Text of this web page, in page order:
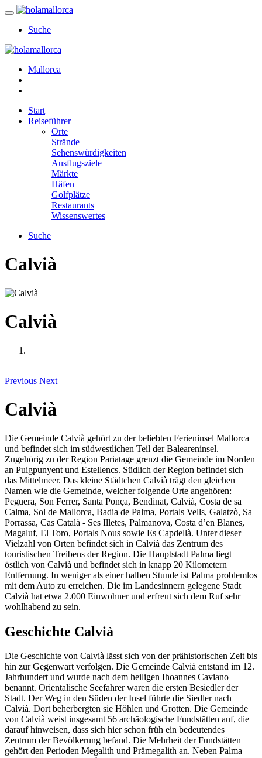
Suche
Mallorca
Start
Reiseführer
Orte
Strände
Sehenswürdigkeiten
Ausflugsziele
Märkte
Häfen
Golfplätze
Restaurants
Wissenswertes
Suche
Calvià
Calvià
Previous Next
Calvià
Die Gemeinde Calvià gehört zu der beliebten Ferieninsel Mallorca
und befindet sich im südwestlichen Teil der Baleareninsel.
Zugehörig zu der Region Pariatage grenzt die Gemeinde im Norden
an Puigpunyent und Estellencs. Südlich der Region befindet sich
das Mittelmeer. Das kleine Städtchen Calvià trägt den gleichen
Namen wie die Gemeinde, welcher folgende Orte angehören:
Peguera, Son Ferrer, Santa Ponça, Bendinat, Calvià, Costa de sa
Calma, Sol de Mallorca, Badia de Palma, Portals Vells, Galatzò, Sa
Porrassa, Cas Català - Ses Illetes, Palmanova, Costa d’en Blanes,
Magaluf, El Toro, Portals Nous sowie Es Capdellà. Unter dieser
Vielzahl von Orten befindet sich in Calvià das Zentrum des
touristischen Treibens der Region. Die Hauptstadt Palma liegt
östlich von Calvià und befindet sich in knapp 20 Kilometern
Entfernung. In weniger als einer halben Stunde ist Palma problemlos
mit dem Auto zu erreichen. Die im Landesinnern gelegene Stadt
Calvià hat etwa 2.000 Einwohner und erfreut sich dem Ruf sehr
wohlhabend zu sein.
Geschichte Calvià
Die Geschichte von Calvià lässt sich von der prähistorischen Zeit bis
hin zur Gegenwart verfolgen. Die Gemeinde Calvià entstand im 12.
Jahrhundert und wurde nach dem heiligen Ihoannes Caviano
benannt. Orientalische Seefahrer waren die ersten Besiedler der
Stadt. Der Weg in den Süden der Insel führte die Siedler nach
Calvià. Dort beherbergten sie Höhlen und Grotten. Die Gemeinde
von Calvià weist insgesamt 56 archäologische Fundstätten auf, die
darauf hinweisen, dass sich hier schon früh ein bedeutendes
Zentrum der Bevölkerung befand. Die Mehrheit der Fundstätten
gehört den Perioden Megalith und Prämegalith an. Neben Palma